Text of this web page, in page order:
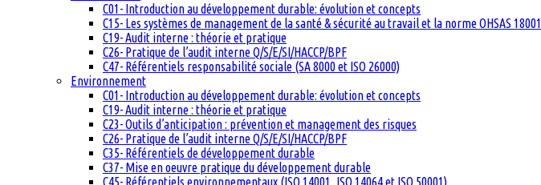
C01- Introduction au développement durable: évolution et concepts
C15- Les systèmes de management de la santé & sécurité au travail et la norme OHSAS 18001
C19- Audit interne : théorie et pratique
C26- Pratique de l’audit interne Q/S/E/SI/HACCP/BPF
C47- Référentiels responsabilité sociale (SA 8000 et ISO 26000)
Environnement
C01- Introduction au développement durable: évolution et concepts
C19- Audit interne : théorie et pratique
C23- Outils d’anticipation : prévention et management des risques
C26- Pratique de l’audit interne Q/S/E/SI/HACCP/BPF
C35- Référentiels de développement durable
C37- Mise en oeuvre pratique du développement durable
C45- Référentiels environnementaux (ISO 14001, ISO 14064 et ISO 50001)